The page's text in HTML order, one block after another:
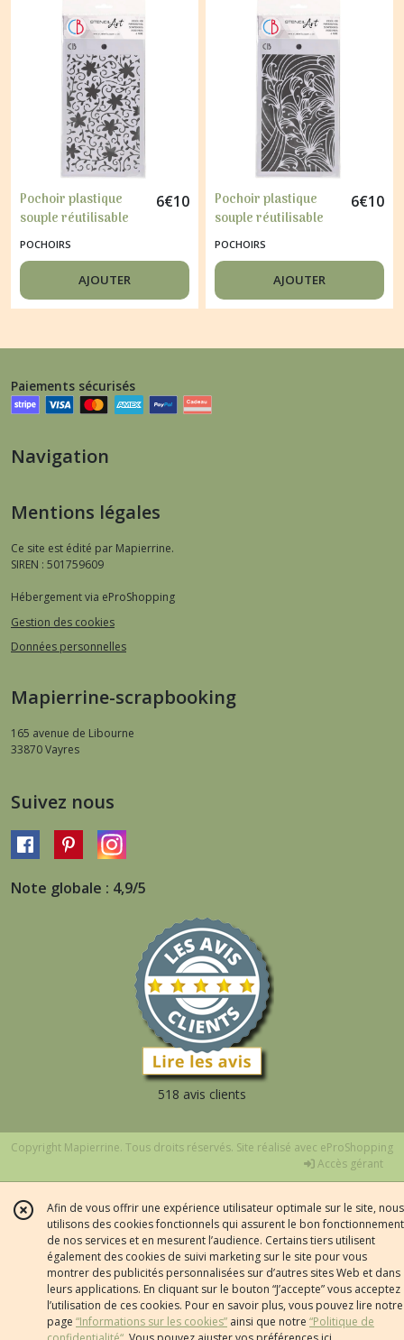
Pochoir plastique
souple réutilisable
CIAO BELLA CORINTH
064
6€10
POCHOIRS
AJOUTER
Pochoir plastique
souple réutilisable
CIAO BELLA PETRA
075
6€10
POCHOIRS
AJOUTER
Paiements sécurisés
Navigation
Mentions légales
Ce site est édité par Mapierrine.
SIREN : 501759609
Hébergement via eProShopping
Gestion des cookies
Données personnelles
Mapierrine-scrapbooking
165 avenue de Libourne
33870Vayres
Suivez nous
Note globale : 4,9/5
518 avis clients
Copyright Mapierrine. Tous droits réservés. Site réalisé avec eProShopping
Accès gérant
Afin de vous offrir une expérience utilisateur optimale sur le site, nous
utilisons des cookies fonctionnels qui assurent le bon fonctionnement
de nos services et en mesurent l’audience. Certains tiers utilisent
également des cookies de suivi marketing sur le site pour vous
montrer des publicités personnalisées sur d’autres sites Web et dans
leurs applications. En cliquant sur le bouton “J’accepte” vous acceptez
l’utilisation de ces cookies. Pour en savoir plus, vous pouvez lire notre
page “Informations sur les cookies” ainsi que notre “Politique de